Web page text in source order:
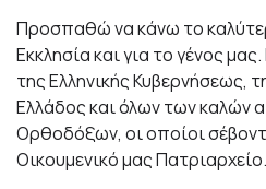
Προσπαθώ να κάνω το
Εκκλησία και για το γένος
της Ελληνικής Κυβερνήσεως,
Ελλάδος και όλων των καλών
Ορθοδόξων, οι οποίοι
Οικουμενικό μας Πατριαρχείο.